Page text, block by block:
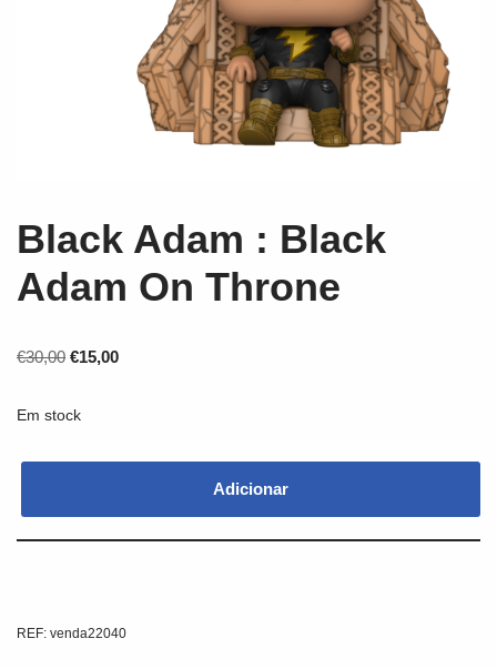
Black Adam : Black
Adam On Throne
€30,00 €15,00
Em stock
Adicionar
REF: venda22040